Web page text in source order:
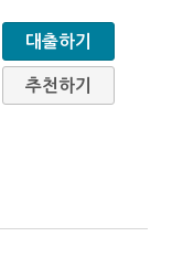
대출하기
추천하기